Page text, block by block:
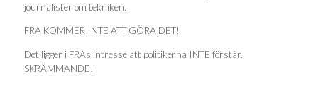
journalister om tekniken.
FRA KOMMER INTE ATT GÖRA DET!
Det ligger i FRAs intresse att politikerna INTE förstår.
SKRÄMMANDE!